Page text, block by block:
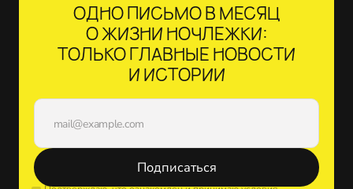
ОДНО ПИСЬМО В МЕСЯЦ
О ЖИЗНИ НОЧЛЕЖКИ:
ТОЛЬКО ГЛАВНЫЕ НОВОСТИ
И ИСТОРИИ
Подписаться